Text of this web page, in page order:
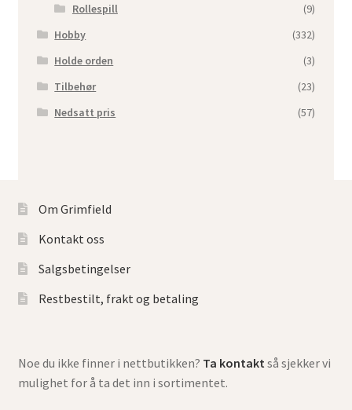
Rollespill
(9)
Hobby
(332)
Holde orden
(3)
Tilbehør
(23)
Nedsatt pris
(57)
Om Grimfield
Kontakt oss
Salgsbetingelser
Restbestilt, frakt og betaling
Noe du ikke finner i nettbutikken? Ta kontakt så sjekker vi
mulighet for å ta det inn i sortimentet.